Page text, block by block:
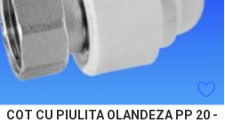
COT CU PIULITA OLANDEZA PP 20 -